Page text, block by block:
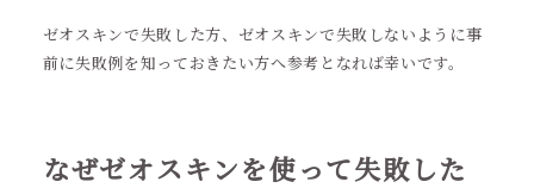
ゼオスキンで失敗した方、ゼオスキンで失敗しないように事
前に失敗例を知っておきたい方へ参考となれば幸いです。
なぜゼオスキンを使って失敗した